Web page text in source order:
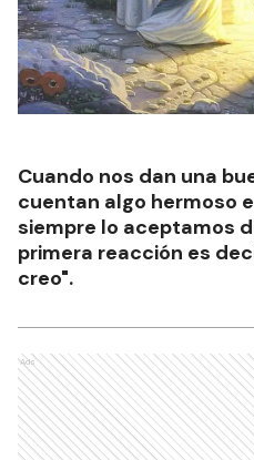
Cuando nos dan una
cuentan algo hermoso
siempre lo aceptamos
primera reacción es
creo".
Ads